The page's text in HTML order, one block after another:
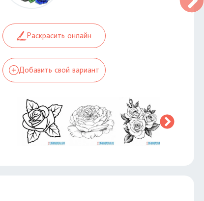
Раскрасить онлайн
Добавить свой вариант